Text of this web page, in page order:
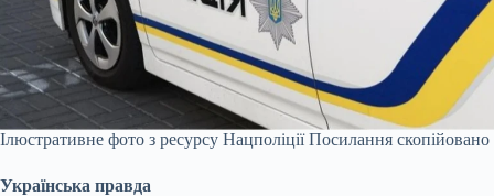
Ілюстративне фото з ресурсу НацполіціїПосилання скопійовано
Українська правда